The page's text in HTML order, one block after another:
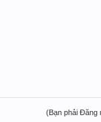
(Bạn phải Đăng